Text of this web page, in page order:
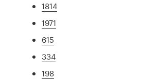
1814
1971
615
334
198